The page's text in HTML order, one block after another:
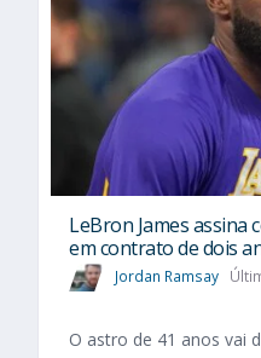
LeBron James assina
em contrato de dois
Jordan Ramsay
O astro de 41 anos vai